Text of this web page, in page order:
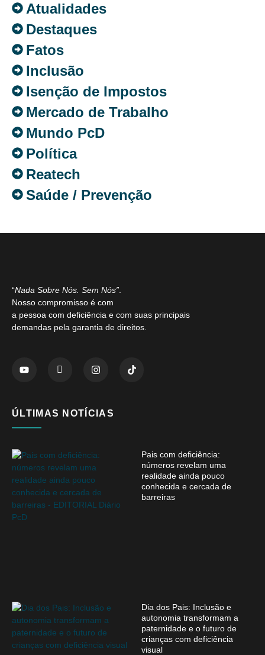
Atualidades
Destaques
Fatos
Inclusão
Isenção de Impostos
Mercado de Trabalho
Mundo PcD
Política
Reatech
Saúde / Prevenção
“Nada Sobre Nós. Sem Nós”
Nosso compromisso é com
a pessoa com deficiência e com suas principais
demandas pela garantia de direitos.
ÚLTIMAS NOTÍCIAS
Pais com deficiência:
números revelam uma
realidade ainda pouco
conhecida e cercada de
barreiras
Dia dos Pais: Inclusão e
autonomia transformam a
paternidade e o futuro de
crianças com deficiência
visual